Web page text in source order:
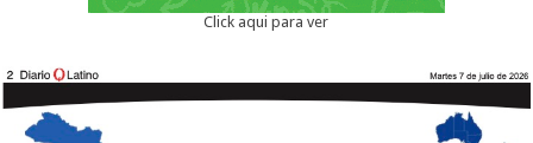
Click aqui para ver